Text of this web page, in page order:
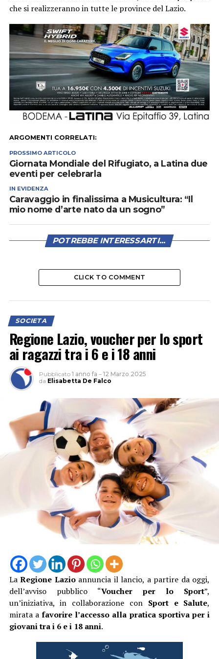
che si realizzeranno in tutte le province del Lazio.
ARGOMENTI CORRELATI:
PROSSIMO ARTICOLO
Giornata Mondiale del Rifugiato, a Latina due
eventi per celebrarla
IN EVIDENZA
Caravaggio in finalissima a Musicultura: “Il
mio nome d’arte nato da un sogno”
POTREBBE INTERESSARTI...
CLICK TO COMMENT
SOCIETA
Regione Lazio, voucher per lo sport
ai ragazzi tra i 6 e i 18 anni
Pubblicato 1 anno fa – 12 Marzo 2025
da Elisabetta De Falco
LaRegione Lazioannuncia il lancio, a partire da oggi,
dell’avviso pubblico “Voucher per lo Sport”,
un’iniziativa, in collaborazione con Sport e Salute,
mirata afavorire l’accesso alla pratica sportiva per i
giovani tra i 6 e i 18 anni.